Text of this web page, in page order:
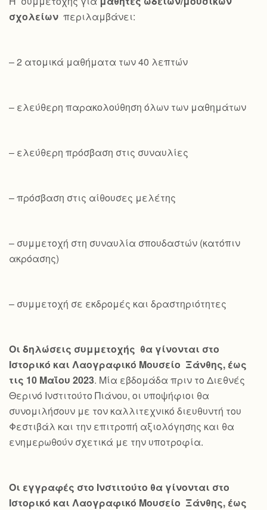
σχολείων περιλαμβάνει:
– 2 ατομικά μαθήματα των 40 λεπτών
– ελεύθερη παρακολούθηση όλων των μαθημάτων
– ελεύθερη πρόσβαση στις συναυλίες
– πρόσβαση στις αίθουσες μελέτης
– συμμετοχή στη συναυλία σπουδαστών (κατόπιν
ακρόασης)
– συμμετοχή σε εκδρομές και δραστηριότητες
Οι δηλώσεις συμμετοχής θα γίνονται στο
Ιστορικό και Λαογραφικό Μουσείο Ξάνθης, έως
τις 10 Μαΐου 2023. Μία εβδομάδα πριν το Διεθνές
Θερινό Ινστιτούτο Πιάνου, οι υποψήφιοι θα
συνομιλήσουν με τον καλλιτεχνικό διευθυντή του
Φεστιβάλ και την επιτροπή αξιολόγησης και θα
ενημερωθούν σχετικά με την υποτροφία.
Οι εγγραφές στο Ινστιτούτο θα γίνονται στο
Ιστορικό και Λαογραφικό Μουσείο Ξάνθης, έως